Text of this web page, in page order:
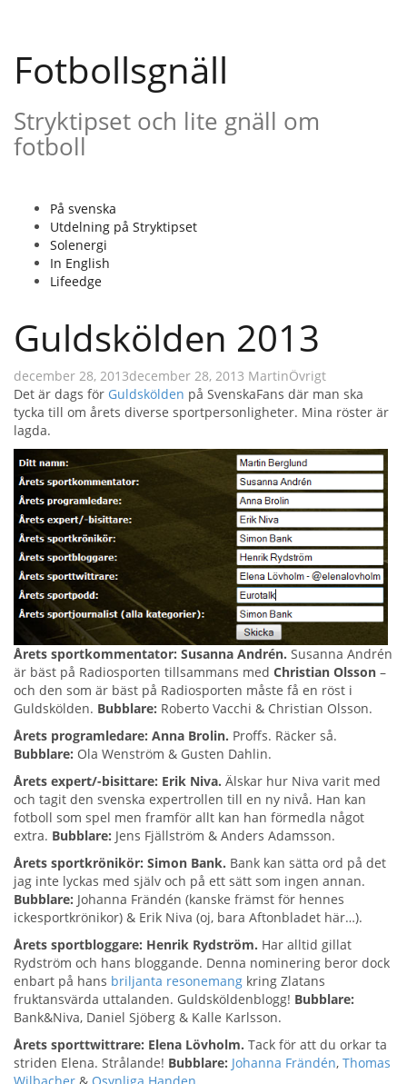
Fotbollsgnäll
Stryktipset och lite gnäll om
fotboll
På svenska
Utdelning på Stryktipset
Solenergi
In English
Lifeedge
Guldskölden 2013
december 28, 2013december 28, 2013 MartinÖvrigt
Det är dags för Guldskölden på SvenskaFans där man ska
tycka till om årets diverse sportpersonligheter. Mina röster är
lagda.
Årets sportkommentator: Susanna Andrén. Susanna Andrén
är bäst på Radiosporten tillsammans med Christian Olsson –
och den som är bäst på Radiosporten måste få en röst i
Guldskölden. Bubblare: Roberto Vacchi & Christian Olsson.
Årets programledare: Anna Brolin. Proffs. Räcker så.
Bubblare: Ola Wenström & Gusten Dahlin.
Årets expert/-bisittare: Erik Niva. Älskar hur Niva varit med
och tagit den svenska expertrollen till en ny nivå. Han kan
fotboll som spel men framför allt kan han förmedla något
extra. Bubblare: Jens Fjällström & Anders Adamsson.
Årets sportkrönikör: Simon Bank. Bank kan sätta ord på det
jag inte lyckas med själv och på ett sätt som ingen annan.
Bubblare: Johanna Frändén (kanske främst för hennes
ickesportkrönikor) & Erik Niva (oj, bara Aftonbladet här…).
Årets sportbloggare: Henrik Rydström. Har alltid gillat
Rydström och hans bloggande. Denna nominering beror dock
enbart på hans briljanta resonemang kring Zlatans
fruktansvärda uttalanden. Guldsköldenblogg! Bubblare:
Bank&Niva, Daniel Sjöberg & Kalle Karlsson.
Årets sporttwittrare: Elena Lövholm. Tack för att du orkar ta
striden Elena. Strålande! Bubblare: Johanna Frändén, Thomas